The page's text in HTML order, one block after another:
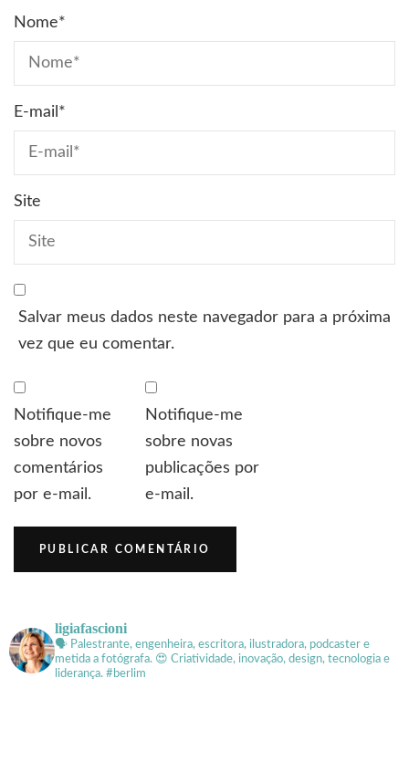
Nome*
E-mail *
Site
Salvar meus dados neste navegador para a próxima
vez que eu comentar.
Notifique-me
sobre novos
comentários
por e-mail.
Notifique-me
sobre novas
publicações por
e-mail.
ligiafascioni
🗣 Palestrante, engenheira, escritora, ilustradora, podcaster e
metida a fotógrafa. 😍 Criatividade, inovação, design, tecnologia e
liderança. #berlim